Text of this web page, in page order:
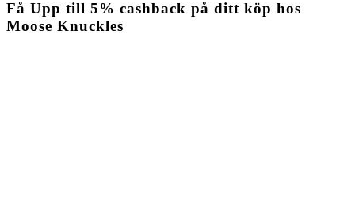
Få Upp till 5% cashback på ditt köp hos
Moose Knuckles